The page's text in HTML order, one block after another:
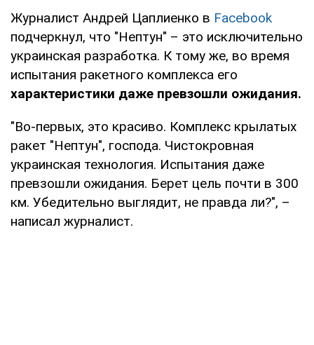
Журналист Андрей Цаплиенко в Facebook
подчеркнул, что "Нептун" – это исключительно
украинская разработка. К тому же, во время
испытания ракетного комплекса его
характеристики даже превзошли ожидания.
"Во-первых, это красиво. Комплекс крылатых
ракет "Нептун", господа. Чистокровная
украинская технология. Испытания даже
превзошли ожидания. Берет цель почти в 300
км. Убедительно выглядит, не правда ли?", –
написал журналист.